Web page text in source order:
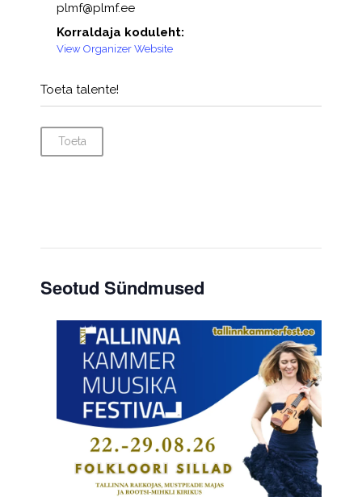
plmf@plmf.ee
Korraldaja koduleht:
View Organizer Website
Toeta talente!
Toeta
Seotud Sündmused